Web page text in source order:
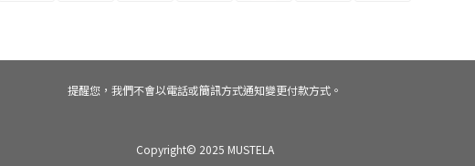
提醒您，我們不會以電話或簡訊方式通知變更付款方式。
Copyright© 2025 MUSTELA